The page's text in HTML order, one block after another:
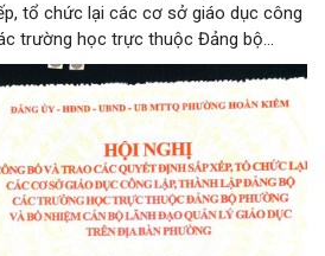
tổ chức lại các cơ sở giáo dục công
trường học trực thuộc Đảng bộ
chí tham gia cấp ủy, Bí thư, Phó Bí
bộ lãnh đạo, quản lý giáo dục.